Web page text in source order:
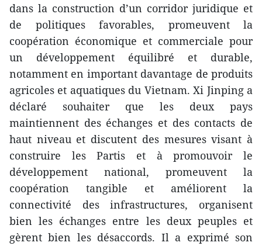
dans la construction d’un corridor juridique et
de politiques favorables, promeuvent la
coopération économique et commerciale pour
un développement équilibré et durable,
notamment en important davantage de produits
agricoles et aquatiques du Vietnam. Xi Jinping a
déclaré souhaiter que les deux pays
maintiennent des échanges et des contacts de
haut niveau et discutent des mesures visant à
construire les Partis et à promouvoir le
développement national, promeuvent la
coopération tangible et améliorent la
connectivité des infrastructures, organisent
bien les échanges entre les deux peuples et
gèrent bien les désaccords. Il a exprimé son